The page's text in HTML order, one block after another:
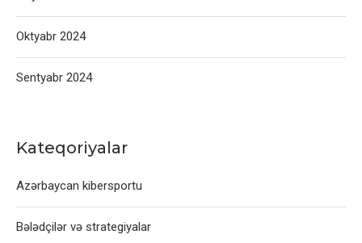
Oktyabr 2024
Sentyabr 2024
Kateqoriyalar
Azərbaycan kibersportu
Bələdçilər və strategiyalar